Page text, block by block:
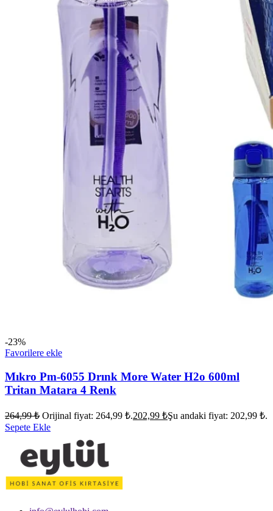
-23%
Favorilere ekle
Mıkro Pm-6055 Drınk More Water H2o 600ml
Tritan Matara 4 Renk
264,99₺ Orijinal fiyat: 264,99 ₺.202,99 ₺Şu andaki fiyat: 202,99 ₺.
Sepete Ekle